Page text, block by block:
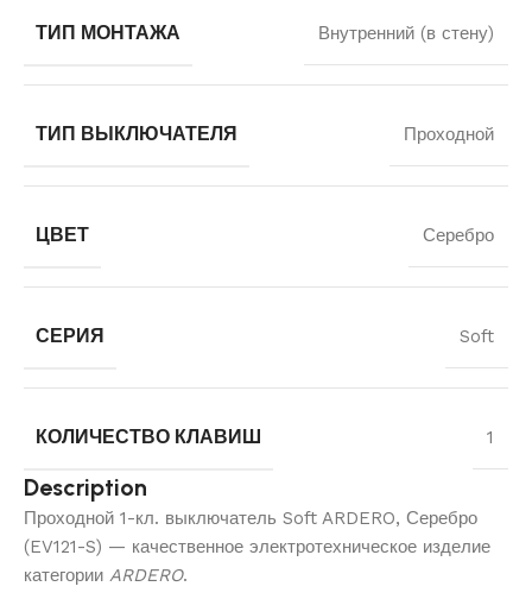
ТИП МОНТАЖА Внутренний (в стену)
ТИП ВЫКЛЮЧАТЕЛЯ Проходной
ЦВЕТ Серебро
СЕРИЯ Soft
КОЛИЧЕСТВО КЛАВИШ 1
Description
Проходной 1-кл. выключатель Soft ARDERO, Серебро
(EV121-S) — качественное электротехническое изделие
категории ARDERO.